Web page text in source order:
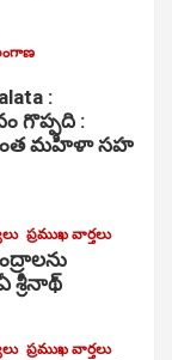
:
గొప్పది :
మహిళా సహ
ప్రముఖ వార్తలు
శ్రీనాథ్
ప్రముఖ వార్తలు